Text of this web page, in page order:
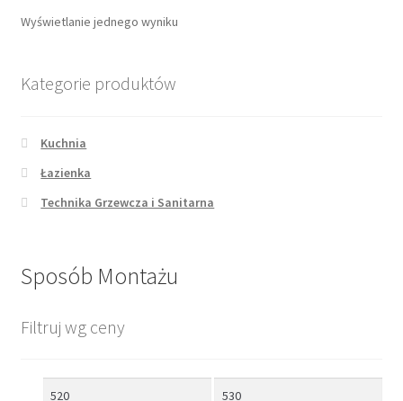
Wyświetlanie jednego wyniku
Kategorie produktów
Kuchnia
Łazienka
Technika Grzewcza i Sanitarna
Sposób Montażu
Filtruj wg ceny
Cena
Cena